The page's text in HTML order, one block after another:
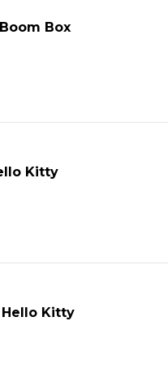
Box
Kitty
Hello Kitty